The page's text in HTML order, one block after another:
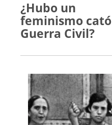
¿Hubo un
feminismo
Guerra Civil?